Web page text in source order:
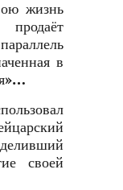
жизнь
в
своей